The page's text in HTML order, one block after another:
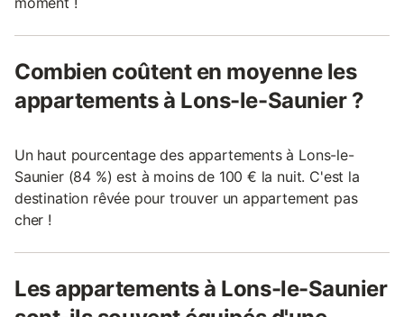
Combien coûtent en moyenne les
appartements à Lons-le-Saunier ?
Un haut pourcentage des appartements à Lons-le-
Saunier (84 %) est à moins de 100 € la nuit. C'est la
destination rêvée pour trouver un appartement pas
cher !
Les appartements à Lons-le-Saunier